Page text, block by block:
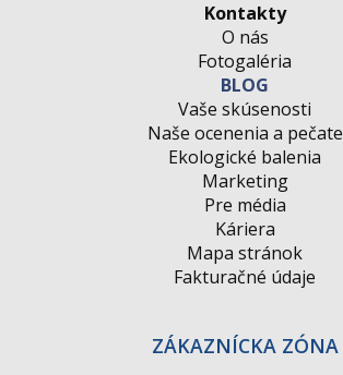
Kontakty
O nás
Fotogaléria
BLOG
Vaše skúsenosti
Naše ocenenia a pečate
Ekologické balenia
Marketing
Pre média
Káriera
Mapa stránok
Fakturačné údaje
ZÁKAZNÍCKA ZÓNA